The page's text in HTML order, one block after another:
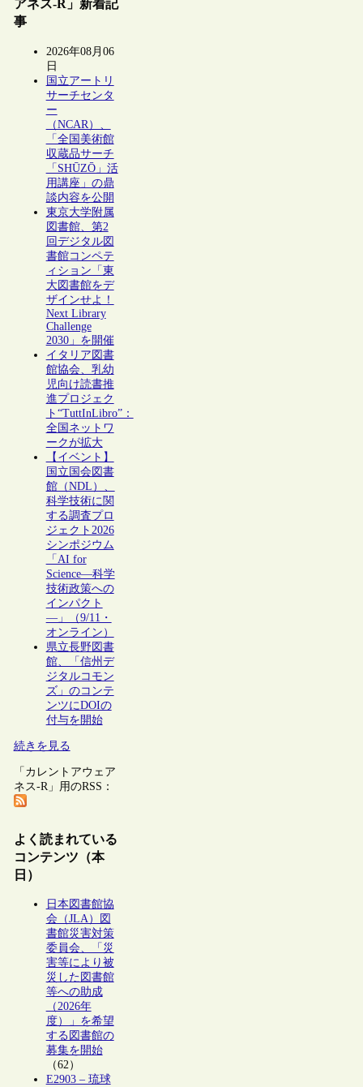
アネス-R」新着記
事
2026年08月06
日
国立アートリ
サーチセンタ
ー
（NCAR）、
「全国美術館
収蔵品サーチ
「SHŪZŌ」活
用講座」の鼎
談内容を公開
東京大学附属
図書館、第2
回デジタル図
書館コンペテ
ィション「東
大図書館をデ
ザインせよ！
Next Library
Challenge
2030」を開催
イタリア図書
館協会、乳幼
児向け読書推
進プロジェク
ト“TuttInLibro”：
全国ネットワ
ークが拡大
【イベント】
国立国会図書
館（NDL）、
科学技術に関
する調査プロ
ジェクト2026
シンポジウム
「AI for
Science―科学
技術政策への
インパクト
―」（9/11・
オンライン）
県立長野図書
館、「信州デ
ジタルコモン
ズ」のコンテ
ンツにDOIの
付与を開始
続きを見る
「カレントアウェア
ネス-R」用のRSS：
よく読まれている
コンテンツ（本
日）
日本図書館協
会（JLA）図
書館災害対策
委員会、「災
害等により被
災した図書館
等への助成
（2026年
度）」を希望
する図書館の
募集を開始
（62）
E2903 – 琉球